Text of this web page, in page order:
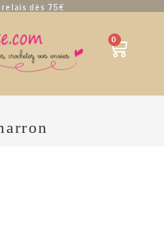
relais dès 75€
0